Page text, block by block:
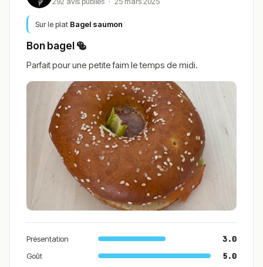
Sur le plat Bagel saumon
Bon bagel 🥯
Parfait pour une petite faim le temps de midi.
Présentation 3.0
Goût 5.0